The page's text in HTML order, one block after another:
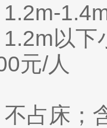
以下
元/人
占床；